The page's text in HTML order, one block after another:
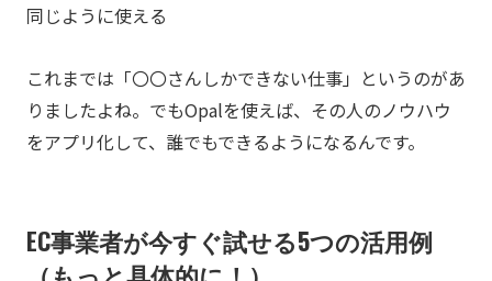
同じように使える
これまでは「〇〇さんしかできない仕事」というのがあ
りましたよね。でもOpalを使えば、その人のノウハウ
をアプリ化して、誰でもできるようになるんです。
EC事業者が今すぐ試せる5つの活用例
（もっと具体的に！）